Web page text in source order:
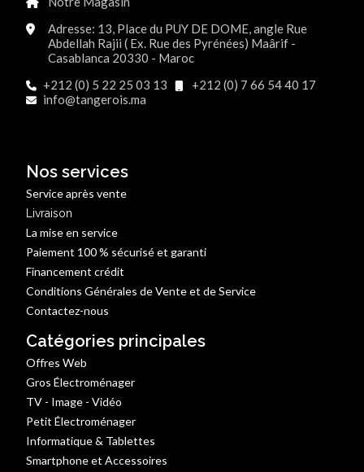
Adresse: 13, Place du PUY DE DOME, angle Rue
Abdellah Rajii ( Ex. Rue des Pyrénées) Maârif -
Casablanca 20330 - Maroc
+212 (0) 5 22 25 03 13
+212 (0) 7 66 54 40 17
info@tangerois.ma
Nos services
Service après vente
Livraison
La mise en service
Paiement 100 % sécurisé et garanti
Financement crédit
Conditions Générales de Vente et de Service
Contactez-nous
Catégories principales
Offres Web
Gros Électroménager
TV - Image - Vidéo
Petit Électroménager
Informatique & Tablettes
Smartphone et Accessoires